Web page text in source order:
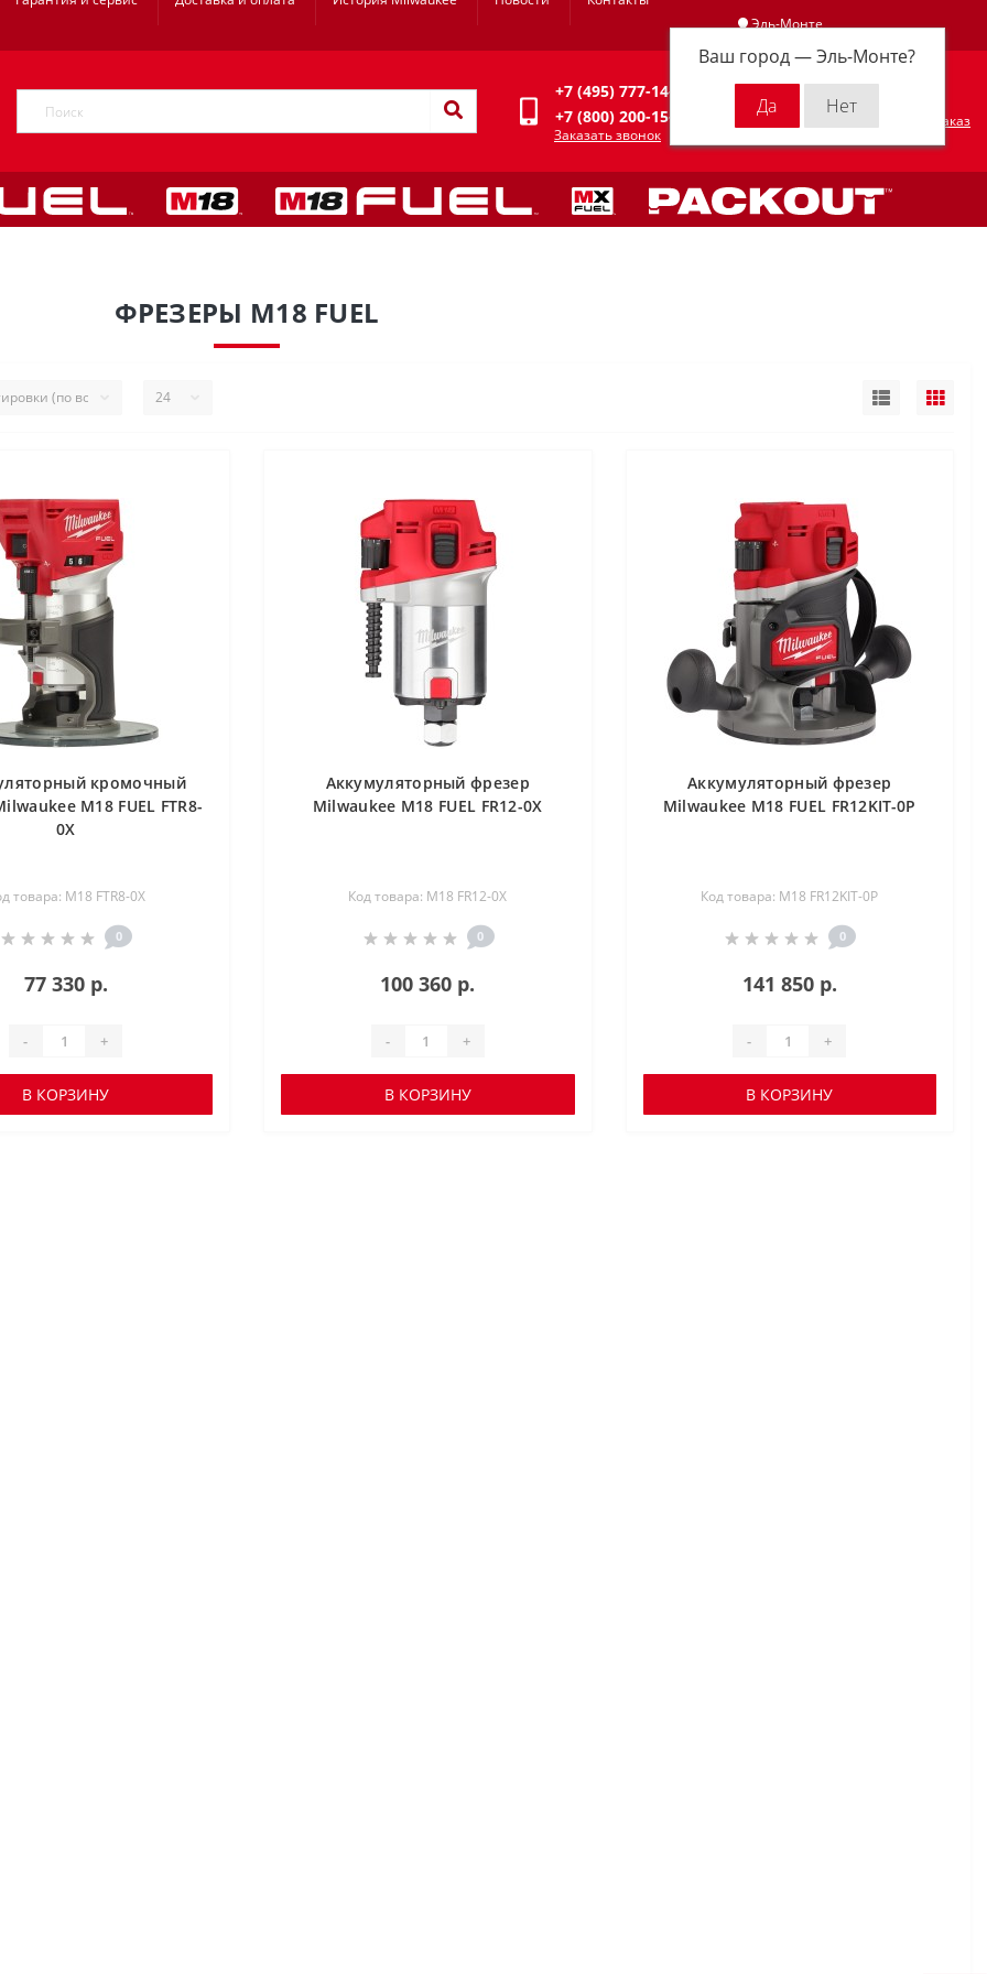
Эль-Монте
Ваш город —Эль-Монте?
Личный кабинет
+7 (495) 777-14-94
+7 (800) 200-15-94
Заказать звонок
Оформить заказ
ФРЕЗЕРЫ M18 FUEL
кромочный
M18 FUEL FTR8-
0X
товара: M18 FTR8-0X
0
77 330 р.
- +
В КОРЗИНУ
Аккумуляторный фрезер
Milwaukee M18 FUEL FR12-0X
Код товара: M18 FR12-0X
0
100 360 р.
- +
В КОРЗИНУ
Аккумуляторный фрезер
Milwaukee M18 FUEL FR12KIT-0P
Код товара: M18 FR12KIT-0P
0
141 850 р.
- +
В КОРЗИНУ